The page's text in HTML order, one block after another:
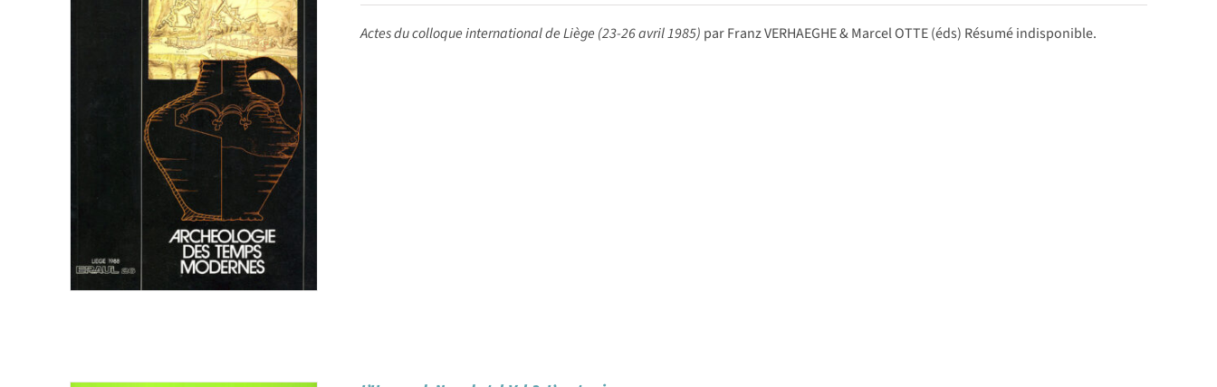
Actes du colloque international de Liège (23-26 avril 1985) par Franz VERHAEGHE & Marcel OTTE (éds) Résumé indisponible.